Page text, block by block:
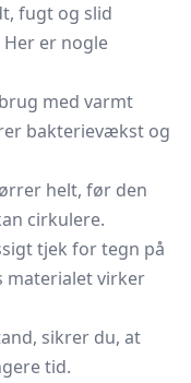
fugt og slid
er nogle
med varmt
bakterievækst og
helt, før den
cirkulere.
tjek for tegn på
materialet virker
sikrer du, at
tid.